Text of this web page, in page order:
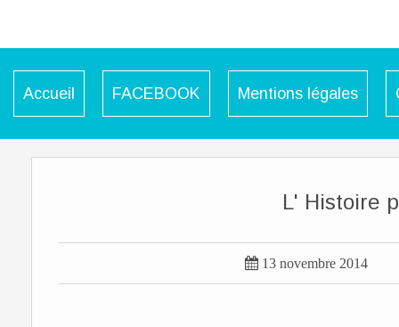
Accueil FACEBOOK Mentions légales
L' Histoire
 13 novembre 2014